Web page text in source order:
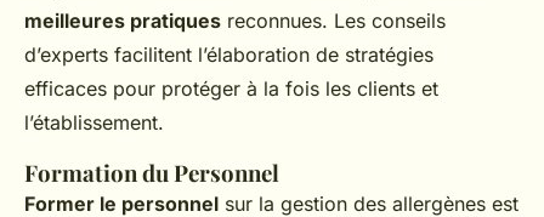
meilleures pratiques reconnues. Les conseils
d’experts facilitent l’élaboration de stratégies
efficaces pour protéger à la fois les clients et
l’établissement.
Formation du Personnel
Former le personnel sur la gestion des allergènes est